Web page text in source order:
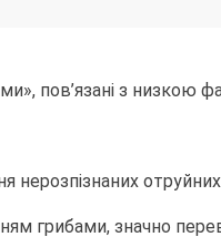
пов’язані з низкою
отруйних
грибами, значно